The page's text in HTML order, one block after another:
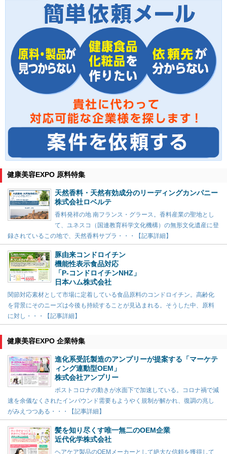
健康美容EXPO 原料特集
天然香料・天然有効成分のリーディングカンパニー
株式会社ロベルテ
香料発祥の地 南フランス・グラース。香料産業の聖地とし
て、ユネスコ（国連教育科学文化機構）の無形文化遺産に登
録されているこの地で、天然香料サプラ・・・【記事詳細】
豚由来コンドロイチン
機能性表示食品対応
「P-コンドロイチンNHZ」
日本ハム株式会社
関節対応素材として市場に定着している食品原料のコンドロイチン。高齢化
を背景にそのニーズは今後も持続することが見込まれる。そうした中、原料
に対し・・・【記事詳細】
健康美容EXPO 企業特集
進化系受託製造のアンプリーが提案する「マーケテ
ィング連動型OEM」
株式会社アンプリー
ポストコロナの動きが水面下で加速している。コロナ禍で減
速を余儀なくされたインバウンド需要もようやく規制が解かれ、復調の兆し
がみえつつある・・・【記事詳細】
髪を知り尽くす唯一無二のOEM企業
近代化学株式会社
ヘアケア製品のOEMメーカーとして絶大な信頼を獲得して